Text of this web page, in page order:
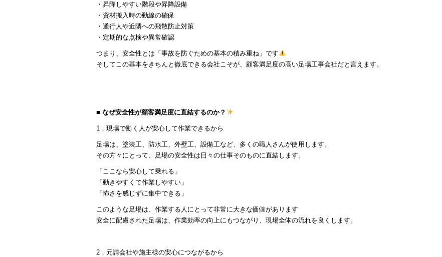
・昇降しやすい階段や昇降設備
・資材搬入時の動線の確保
・通行人や近隣への飛散防止対策
・定期的な点検や異常確認
つまり、安全性とは「事故を防ぐための基本の積み重ね」です
そしてこの基本をきちんと徹底できる会社こそが、顧客満足度の高い足場工事会社だと言えます。
■ なぜ安全性が顧客満足度に直結するのか？
1．現場で働く人が安心して作業できるから
足場は、塗装工、防水工、外壁工、設備工など、多くの職人さんが使用します。
その方々にとって、足場の安全性は日々の仕事そのものに直結します。
「ここなら安心して乗れる」
「動きやすくて作業しやすい」
「怖さを感じずに集中できる」
このような足場は、作業する人にとって非常に大きな価値があります
安全に配慮された足場は、作業効率の向上にもつながり、現場全体の流れを良くします。
2．元請会社や施主様の安心につながるから